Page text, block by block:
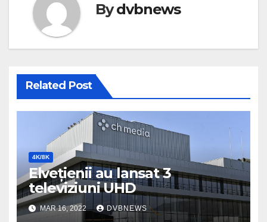
Bydvbnews
Related Post
4K/8K
Elvețienii au lansat 3
televiziuni UHD
MAR 16, 2022 DVBNEWS